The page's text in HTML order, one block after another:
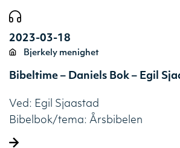
2023-03-18
Bjerkely menighet
Bibeltime – Daniels Bok – Egil
Ved: Egil Sjaastad
Bibelbok/tema: Årsbibelen